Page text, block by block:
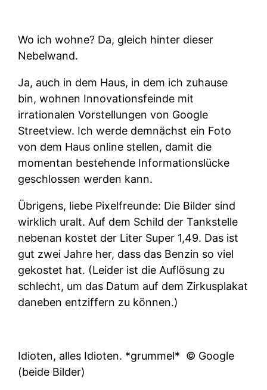
Wo ich wohne? Da, gleich hinter dieser
Nebelwand.
Ja, auch in dem Haus, in dem ich zuhause
bin, wohnen Innovationsfeinde mit
irrationalen Vorstellungen von Google
Streetview. Ich werde demnächst ein Foto
von dem Haus online stellen, damit die
momentan bestehende Informationslücke
geschlossen werden kann.
Übrigens, liebe Pixelfreunde: Die Bilder sind
wirklich uralt. Auf dem Schild der Tankstelle
nebenan kostet der Liter Super 1,49. Das ist
gut zwei Jahre her, dass das Benzin so viel
gekostet hat. (Leider ist die Auflösung zu
schlecht, um das Datum auf dem Zirkusplakat
daneben entziffern zu können.)
Idioten, alles Idioten. *grummel* © Google
(beide Bilder)